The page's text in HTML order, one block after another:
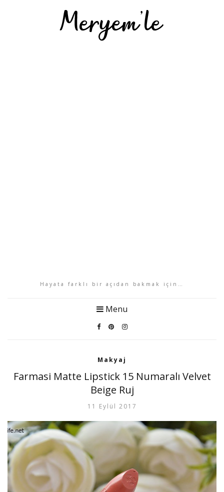
Hayata farklı bir açıdan bakmak için…
Menu
Makyaj
Farmasi Matte Lipstick 15 Numaralı Velvet
Beige Ruj
11 Eylül 2017